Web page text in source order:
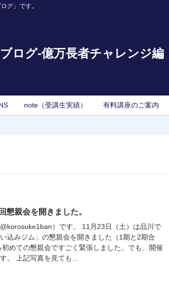
グ」です。
ログ-億万長者チャレンジ編
note（受講生実績） 有料講座のご案内
懇親会を開きました。
）です。 11月23日（土）は品川で
込みジム」の懇親会を開きました（1期と2期合
めての懇親会ですごく緊張しました。でも、開催
。 上記写真を見ても...